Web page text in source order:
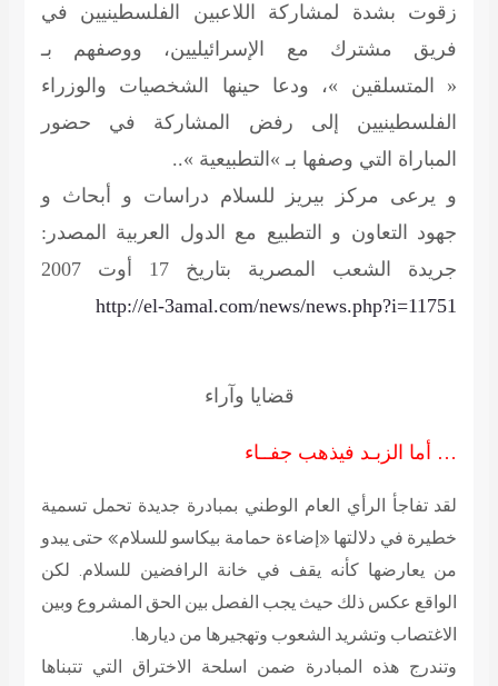
زقوت بشدة لمشاركة اللاعبين الفلسطينيين في
فريق مشترك مع الإسرائيليين، ووصفهم بـ
« المتسلقين »، ودعا حينها الشخصيات والوزراء
الفلسطينيين إلى رفض المشاركة في حضور
المباراة التي وصفها بـ »التطبيعية »..
و يرعى مركز بيريز للسلام دراسات و أبحاث و
جهود التعاون و التطبيع مع الدول العربية
المصدر:
جريدة الشعب المصرية بتاريخ 17 أوت 2007
http://el-3amal.com/news/news.php?i=11751
قضايا وآراء
… أما الزبـد فيذهب جفــاء
لقد تفاجأ الرأي العام الوطني بمبادرة جديدة تحمل تسمية
خطيرة في دلالتها «إضاءة حمامة بيكاسو للسلام» حتى يبدو
من يعارضها كأنه يقف في خانة الرافضين للسلام. لكن
الواقع عكس ذلك حيث يجب الفصل بين الحق المشروع وبين
الاغتصاب وتشريد الشعوب وتهجيرها من ديارها.
وتندرج هذه المبادرة ضمن اسلحة الاختراق التي تتبناها